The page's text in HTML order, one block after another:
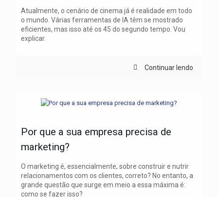
Atualmente, o cenário de cinema já é realidade em todo
o mundo. Várias ferramentas de IA têm se mostrado
eficientes, mas isso até os 45 do segundo tempo. Vou
explicar.
Continuar lendo
Por que a sua empresa precisa de
marketing?
O marketing é, essencialmente, sobre construir e nutrir
relacionamentos com os clientes, correto? No entanto, a
grande questão que surge em meio a essa máxima é:
como se fazer isso?